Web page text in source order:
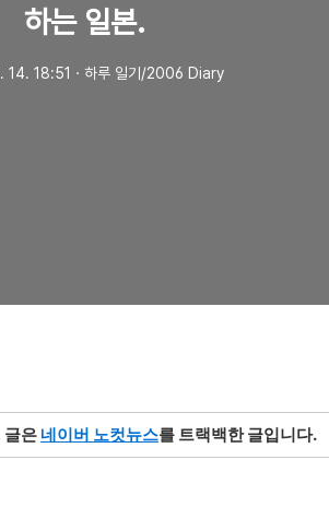
하는 일본.
14. 18:51 ㆍ 하루 일기/2006 Diary
글은 네이버 노컷뉴스를 트랙백한 글입니다.